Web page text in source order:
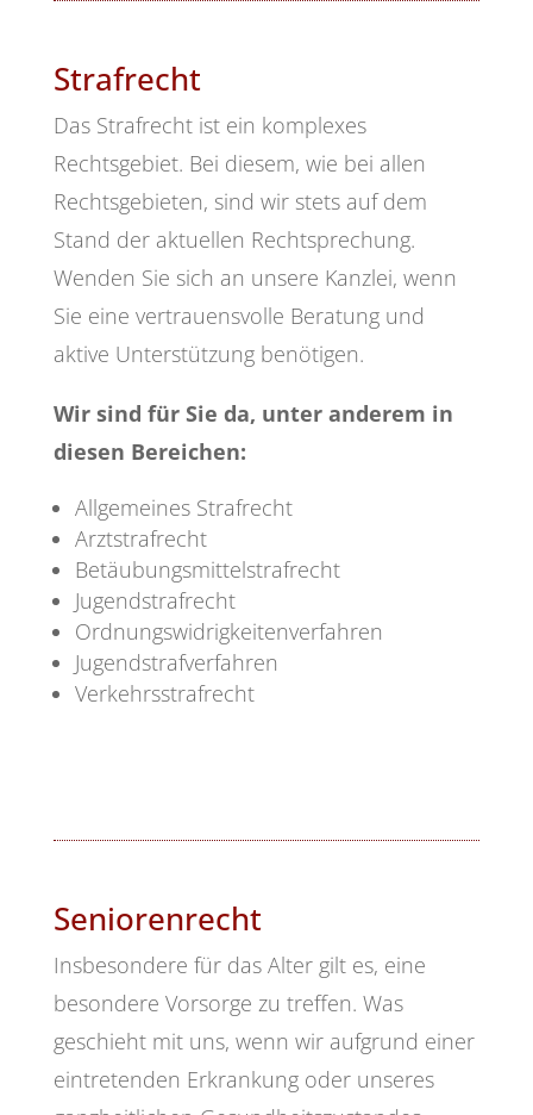
Strafrecht
Das Strafrecht ist ein komplexes
Rechtsgebiet. Bei diesem, wie bei allen
Rechtsgebieten, sind wir stets auf dem
Stand der aktuellen Rechtsprechung.
Wenden Sie sich an unsere Kanzlei, wenn
Sie eine vertrauensvolle Beratung und
aktive Unterstützung benötigen.
Wir sind für Sie da, unter anderem in
diesen Bereichen:
Allgemeines Strafrecht
Arztstrafrecht
Betäubungsmittelstrafrecht
Jugendstrafrecht
Ordnungswidrigkeitenverfahren
Jugendstrafverfahren
Verkehrsstrafrecht
Seniorenrecht
Insbesondere für das Alter gilt es, eine
besondere Vorsorge zu treffen. Was
geschieht mit uns, wenn wir aufgrund einer
eintretenden Erkrankung oder unseres